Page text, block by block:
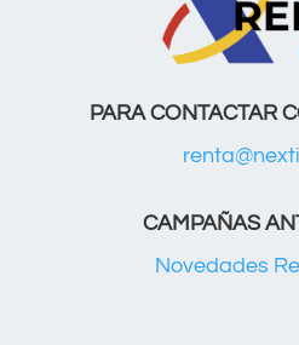
PARA CONTACTAR
CAMPAÑAS
Novedades